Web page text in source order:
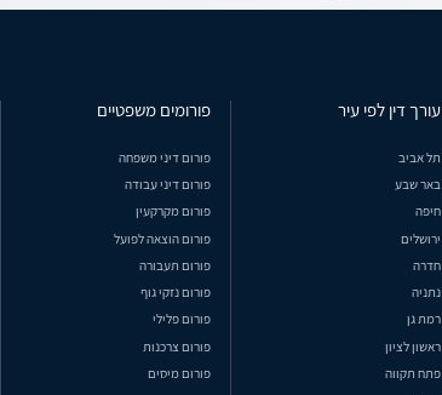
עורך דין לפי עיר
תל אביב
באר שבע
חיפה
ירושלים
חדרה
נתניה
רמת גן
ראשון לציון
פתח תקווה
פורומים משפטיים
פורום דיני משפחה
פורום דיני עבודה
פורום מקרקעין
פורום הוצאה לפועל
פורום תעבורה
פורום נזקי גוף
פורום פלילי
פורום צרכנות
פורום מיסים